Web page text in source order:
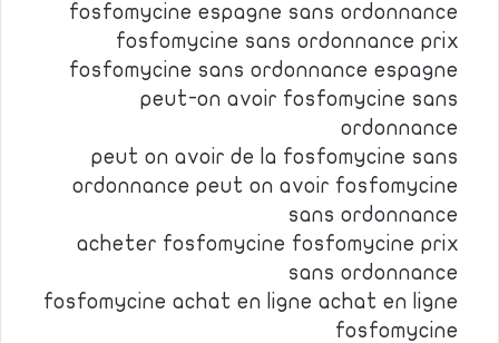
fosfomycine espagne sans ordonnance
fosfomycine sans ordonnance prix
fosfomycine sans ordonnance espagne
peut-on avoir fosfomycine sans
ordonnance
peut on avoir de la fosfomycine sans
ordonnance peut on avoir fosfomycine
sans ordonnance
acheter fosfomycine fosfomycine prix
sans ordonnance
fosfomycine achat en ligne achat en ligne
fosfomycine